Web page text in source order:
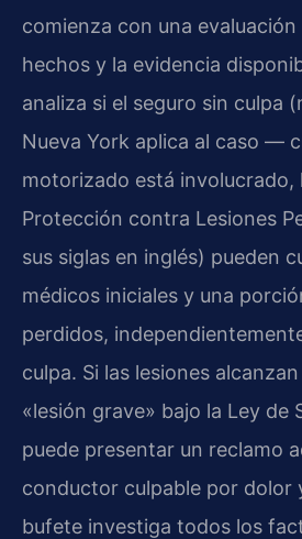
comienza con una
hechos y la evidencia
analiza si el seguro sin culpa
Nueva York aplica al caso —
motorizado está involucrado,
Protección contra Lesiones
sus siglas en inglés) pueden
médicos iniciales y una
perdidos,
culpa. Si las lesiones
«lesión grave» bajo la Ley de
puede presentar un reclamo
conductor culpable por dolor
bufete investiga todos los